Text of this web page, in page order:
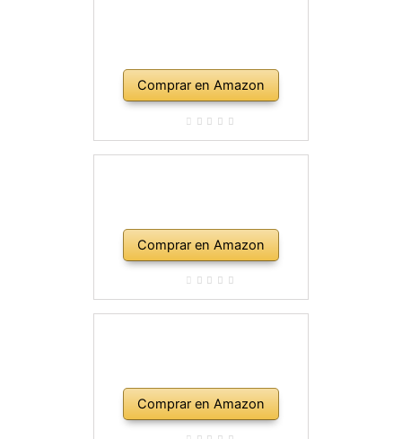
Comprar en Amazon
Comprar en Amazon
Comprar en Amazon